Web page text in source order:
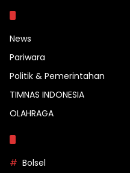
News
Pariwara
Politik & Pemerintahan
TIMNAS INDONESIA
OLAHRAGA
Bolsel